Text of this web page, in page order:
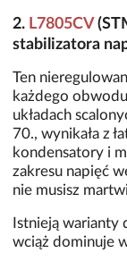
2. L7805CV
stabilizatora
Ten
każdego
układach
70., wynikała z
kondensatory i
zakresu napięć
nie musisz
Istnieją warianty
wciąż dominuje